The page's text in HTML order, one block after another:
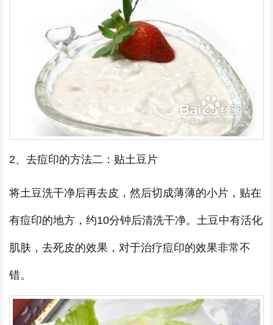
2、去痘印的方法二：贴土豆片
将土豆洗干净后再去皮，然后切成薄薄的小片，贴在
有痘印的地方，约10分钟后清洗干净。土豆中有活化
肌肤，去死皮的效果，对于治疗痘印的效果非常不
错。